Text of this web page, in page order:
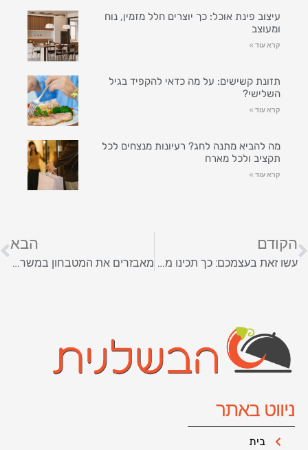
עיצוב פינת אוכל: כך יוצרים חלל מזמין, נוח
ומעוצב
קרא עוד »
תזונת קשישים: על מה כדאי להקפיד בגיל
השלישי?
קרא עוד »
מה להביא מתנה לחג? רעיונות מנצחים לכל
תקציב ולכל מארח
קרא עוד »
הקודם
עשו זאת בעצמכם: כך תכינו מארז גבינות ויין למישהו שאתם אוהבים
הבא
מאבזרים את המטבחון במשרד: כך תדאגו לעובדים שלכם
ניווט באתר
בית